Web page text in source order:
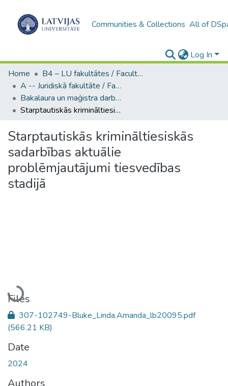
Communities & Collections All of
Log In
Home
B4 – LU fakultātes / Faculties of the UL
A -- Juridiskā fakultāte / Faculty of Law
Bakalaura un maģistra darbi (JF) / Bachelor's and Master's theses
Starptautiskās krimināltiesiskās sadarbības aktuālie problēmjautājumi tiesvedības stadijā
Starptautiskās krimināltiesiskās
sadarbības aktuālie
problēmjautājumi tiesvedības
stadijā
Loading...
Files
307-102749-Bluke_Linda.Amanda_lb20095.pdf
(566.21 KB)
Date
2024
Authors